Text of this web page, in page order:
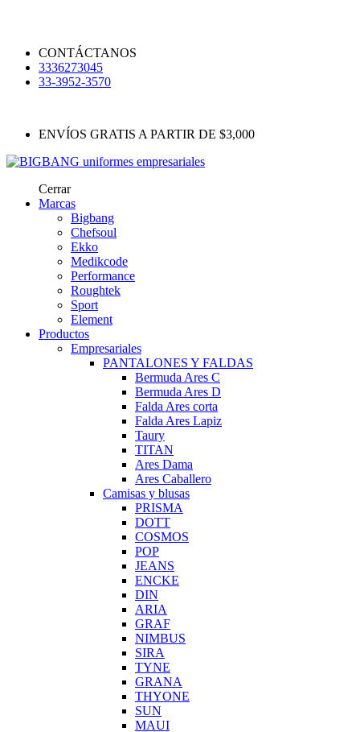
CONTÁCTANOS
3336273045
33-3952-3570
ENVÍOS GRATIS A PARTIR DE $3,000
Cerrar
Marcas
Bigbang
Chefsoul
Ekko
Medikcode
Performance
Roughtek
Sport
Element
Productos
Empresariales
PANTALONES Y FALDAS
Bermuda Ares C
Bermuda Ares D
Falda Ares corta
Falda Ares Lapiz
Taury
TITAN
Ares Dama
Ares Caballero
Camisas y blusas
PRISMA
DOTT
COSMOS
POP
JEANS
ENCKE
DIN
ARIA
GRAF
NIMBUS
SIRA
TYNE
GRANA
THYONE
SUN
MAUI